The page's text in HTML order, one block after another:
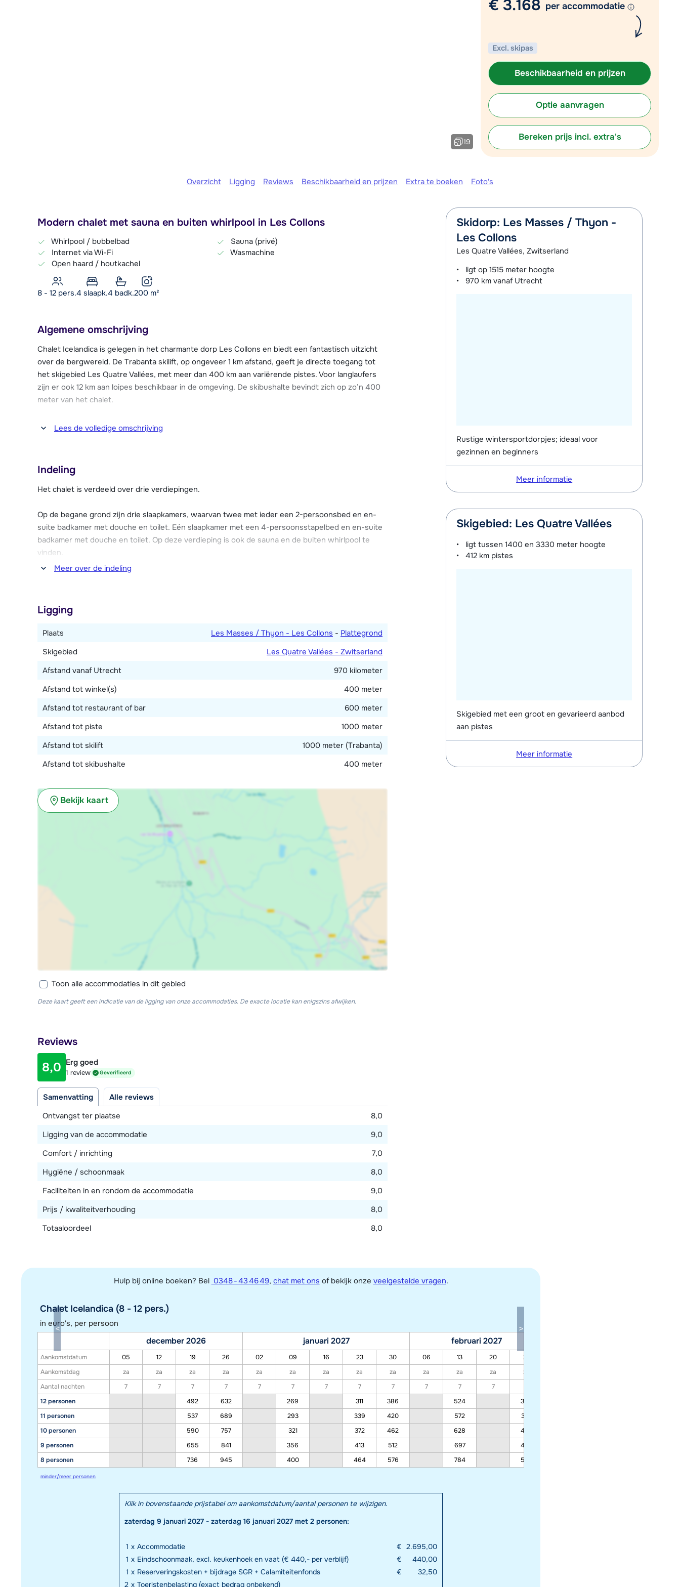
Mail naar info@chalet.nl
19
€ 3.168 per accommodatie
Excl. skipas
Beschikbaarheid en prijzen
Optie aanvragen
Bereken prijs incl. extra's
Overzicht Ligging Reviews Beschikbaarheid en prijzen Extra te boeken Foto's
Modern chalet met sauna en buiten whirlpool in Les Collons
Whirlpool / bubbelbad
Internet via Wi-Fi
Open haard / houtkachel
Sauna (privé)
Wasmachine
8 - 12 pers.4 slaapk.4 badk.200 m²
Algemene omschrijving
Chalet Icelandica is gelegen in het charmante dorp Les Collons en biedt een fantastisch uitzicht
over de bergwereld. De Trabanta skilift, op ongeveer 1 km afstand, geeft je directe toegang tot
het skigebied Les Quatre Vallées, met meer dan 400 km aan variërende pistes. Voor langlaufers
zijn er ook 12 km aan loipes beschikbaar in de omgeving. De skibushalte bevindt zich op zo’n 400
meter van het chalet.
De benodigde faciliteiten, zoals restaurants, een supermarkt, winkels, bank en skiverhuur,
Chalet Icelandica biedt verschillende mogelijkheden om na een actieve dag heerlijk tot rust komen,
wasmachine, droger en een heerlijke buitenhaard in het chalet aanwezig. Parkeergelegenheid bij
het chalet.
Lees de volledige omschrijving
Indeling
Het chalet is verdeeld over drie verdiepingen.
Op de begane grond zijn drie slaapkamers, waarvan twee met ieder een 2-persoonsbed en en-
suite badkamer met douche en toilet. Eén slaapkamer met een 4-persoonsstapelbed en en-suite
badkamer met douche en toilet. Op deze verdieping is ook de sauna en de buiten whirlpool te
vinden.
Op de tweede verdieping is een aparte zithoek met een 2-persoonsslaapbank en een televisie.
Slaapkamer met een 2-persoonsbed en en-suite badkamer met bubbelbad, douche en toilet.
Meer over de indeling
Ligging
Plaats Les Masses / Thyon - Les Collons - Plattegrond
Skigebied
Les Quatre Vallées - Zwitserland
Afstand vanaf Utrecht
970 kilometer
Afstand tot winkel(s)
400 meter
Afstand tot restaurant of bar
600 meter
Afstand tot piste
1000 meter
Afstand tot skilift
1000 meter (Trabanta)
Afstand tot skibushalte
400 meter
Bekijk kaart
Toon alle accommodaties in dit gebied
Deze kaart geeft een indicatie van de ligging van onze accommodaties. De exacte locatie kan enigszins afwijken.
Reviews
8,0 Erg goed
1 review Geverifieerd
Samenvatting
Alle reviews
Ontvangst ter plaatse
8,0
Ligging van de accommodatie
9,0
Comfort / inrichting
7,0
Hygiëne / schoonmaak
8,0
Faciliteiten in en rondom de accommodatie
9,0
Prijs / kwaliteitverhouding
8,0
Totaaloordeel
8,0
Hulp bij online boeken? Bel 0348 - 43 46 49, chat met ons of bekijk onze veelgestelde vragen.
Chalet Icelandica (8 - 12 pers.)
in euro's, per persoon
Aankomstdatum
Aankomstdag
Aantal nachten
12 personen
11 personen
10 personen
9 personen
8 personen
december 2026 januari 2027 februari 2027
05 12 19 26 02 09 16 23 30 06 13 20 27
za
za za za za za za za za za za za za
7
7 7 7 7 7 7 7 7 7 7 7
492
632 269 311 386 524 364
537
689 293 339 420 572 397
590
757 321 372 462 628 436
655
841 356 413 512 697 484
736
945 400 464 576 784 544
minder/meer personen
Klik in bovenstaande prijstabel om aankomstdatum/aantal personen te wijzigen.
zaterdag 9 januari 2027 - zaterdag 16 januari 2027 met 2 personen:
1 x Accommodatie € 2.695,00
1 x Eindschoonmaak, excl. keukenhoek en vaat (€ 440,- per verblijf) €
440,00
1 x Reserveringskosten + bijdrage SGR + Calamiteitenfonds €
32,50
2 x Toeristenbelasting (exact bedrag onbekend)
Skidorp: Les Masses / Thyon -
Les Collons
Les Quatre Vallées, Zwitserland
ligt op1515 meter hoogte
970 km vanaf Utrecht
Rustige wintersportdorpjes; ideaal voor
gezinnen en beginners
Meer informatie
Skigebied: Les Quatre Vallées
ligt tussen1400 en 3330 meter hoogte
412 km pistes
Skigebied met een groot en gevarieerd aanbod
aan pistes
Meer informatie